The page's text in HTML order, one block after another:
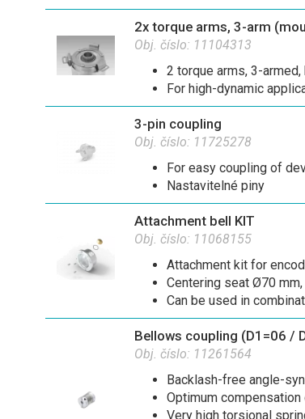
2x torque arms, 3-arm
Obj. číslo: 11104313
2 torque arms, 3-
For high-dynamic
3-pin coupling
Obj. číslo: 11725278
For easy coupling of
Nastavitelné piny
Attachment bell KIT
Obj. číslo: 11068155
Attachment kit for
Centering seat Ø70
Can be used in
Bellows coupling (D1=06 /
Obj. číslo: 11261564
Backlash-free angle-
Optimum
Very high torsional